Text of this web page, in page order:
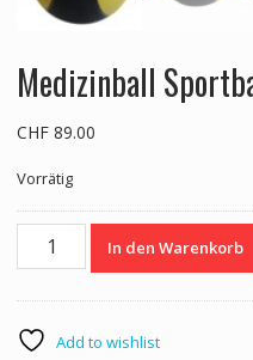
Medizinball
CHF89.00
Vorrätig
Medizinball
Sportball
Menge
In den Warenkorb
Add to wishlist